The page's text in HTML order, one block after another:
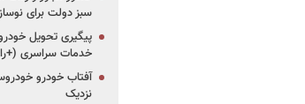
سبز دولت برای
پیگیری تحویل
خدمات سراسری
آفتاب خودرو
نزدیک